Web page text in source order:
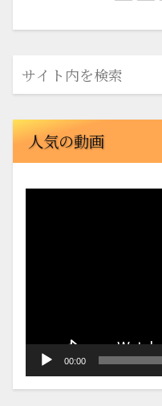
人気の動画
00:00